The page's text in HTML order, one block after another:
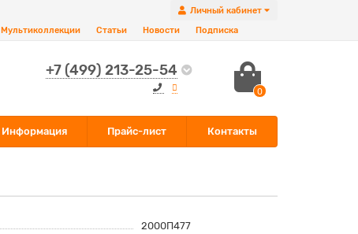
Личный кабинет
Мультиколлекции Статьи Новости Подписка
+7 (499) 213-25-54
0
Информация Прайс-лист Контакты
2000П477